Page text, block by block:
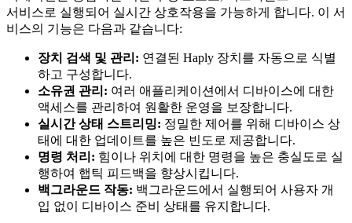
서비스로 실행되어 실시간 상호작용을 가능하게 합니다. 이 서
비스의 기능은 다음과 같습니다:
장치 검색 및 관리: 연결된 Haply 장치를 자동으로 식별
하고 구성합니다.
소유권 관리: 여러 애플리케이션에서 디바이스에 대한
액세스를 관리하여 원활한 운영을 보장합니다.
실시간 상태 스트리밍: 정밀한 제어를 위해 디바이스 상
태에 대한 업데이트를 높은 빈도로 제공합니다.
명령 처리: 힘이나 위치에 대한 명령을 높은 충실도로 실
행하여 햅틱 피드백을 향상시킵니다.
백그라운드 작동: 백그라운드에서 실행되어 사용자 개
입 없이 디바이스 준비 상태를 유지합니다.